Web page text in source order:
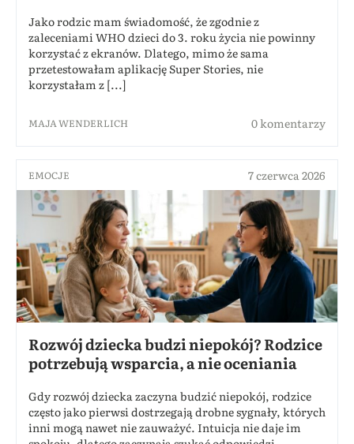
Jako rodzic mam świadomość, że zgodnie z
zaleceniami WHO dzieci do 3. roku życia nie powinny
korzystać z ekranów. Dlatego, mimo że sama
przetestowałam aplikację Super Stories, nie
korzystałam z [...]
MAJA WENDERLICH 0 komentarzy
EMOCJE 7 czerwca 2026
Rozwój dziecka budzi niepokój? Rodzice
potrzebują wsparcia, a nie oceniania
Gdy rozwój dziecka zaczyna budzić niepokój, rodzice
często jako pierwsi dostrzegają drobne sygnały, których
inni mogą nawet nie zauważyć. Intuicja nie daje im